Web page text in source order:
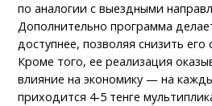
по аналогии с выездными
Дополнительно программа
доступнее, позволяя снизить его
Кроме того, ее реализация
влияние на экономику — на
приходится 4-5 тенге